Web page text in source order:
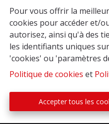
Pour vous offrir la
cookies pour accéder et/
autorisez, ainsi qu'à des
les identifiants uniques
'cookies' ou 'paramètres
Politique de cookies et
Accepter tous les
délais les plus courts
gratuitement dès lors que